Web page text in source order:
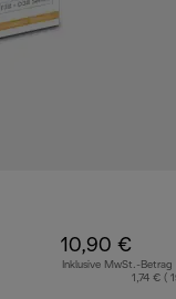
10,90 €
Inklusive MwSt.-Betrag
1,74 € (